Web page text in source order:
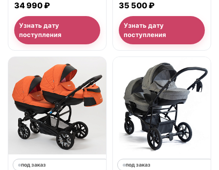
34 990 ₽
Узнать дату
поступления
35 500 ₽
Узнать дату
поступления
под заказ под заказ